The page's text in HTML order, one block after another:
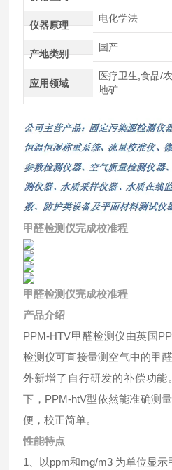
仪器原理
电化学法
产地类别
国产
应用领域
医疗卫生,食品/
地矿
甲醛检测仪完成校准程
甲醛检测仪完成校准程
产品介绍
PPM-HTV甲醛检测仪由英国
检测仪可直接量测空气中的甲
外新增了自行研发的补偿功
下，PPM-htV型依然能准确测
便，校正简单。
性能特点
1、以ppm和mg/m3 为单位显示